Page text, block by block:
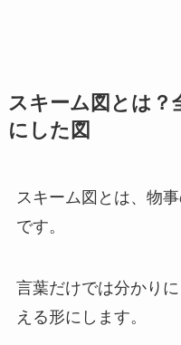
スキーム図とは？
にした図
スキーム図とは、物
です。
言葉だけでは分かり
える形にします。